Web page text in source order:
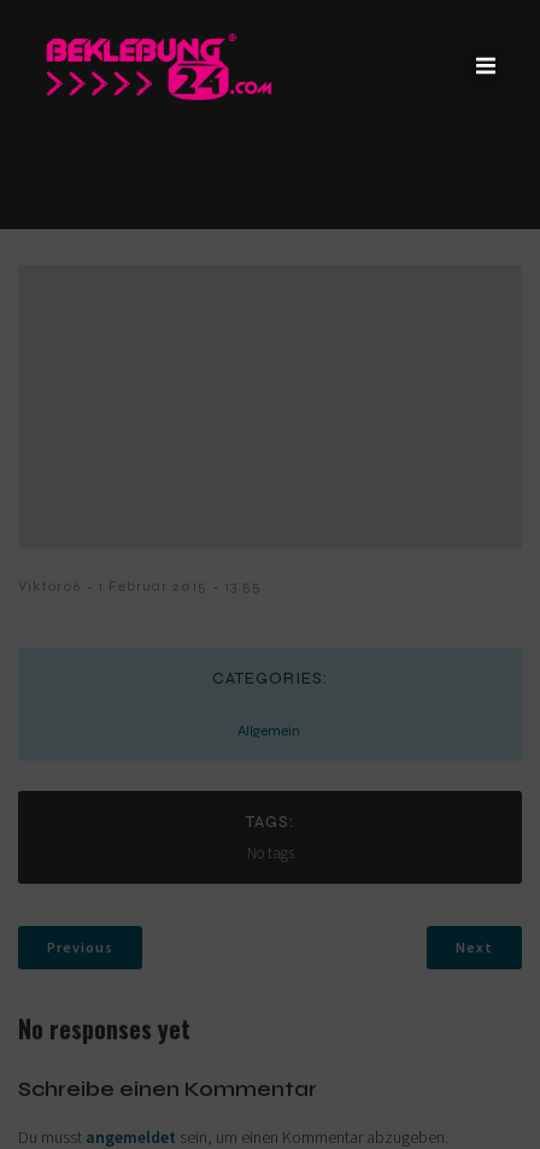
Viktor06 - 1 Februar 2015 - 13:55
CATEGORIES:
Allgemein
TAGS:
No tags
Previous Next
No responses yet
Schreibe einen Kommentar
Du musst angemeldet sein, um einen Kommentar abzugeben.